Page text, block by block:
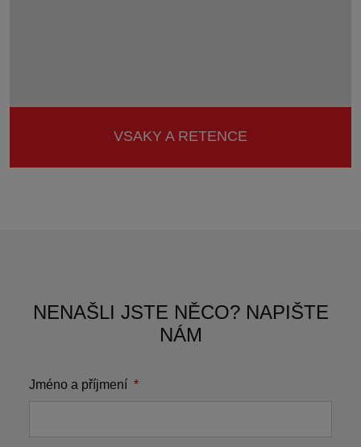
VSAKY A RETENCE
NENAŠLI JSTE NĚCO? NAPIŠTE
NÁM
Jméno a příjmení *